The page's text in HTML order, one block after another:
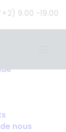
9.00 -19.00
nous